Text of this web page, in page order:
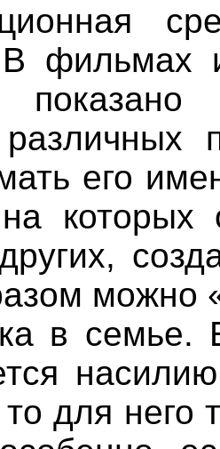
В фильмах
показано
его
которых
можно
в семье.
для него